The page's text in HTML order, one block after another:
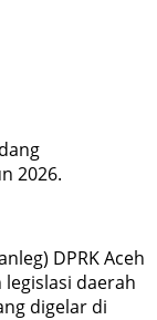
2026.
DPRK Aceh
daerah
digelar di